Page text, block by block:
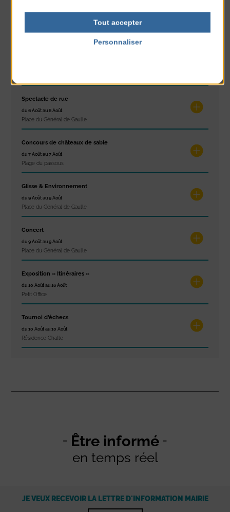
Les ateliers d’Isa
Tennis Club Coutainville
Spectacle de rue
du 6 Août au 6 Août
Place du Général de Gaulle
Concours de châteaux de sable
du 7 Août au 7 Août
Plage du passous
Glisse & Environnement
du 9 Août au 9 Août
Place du Général de Gaulle
Concert
du 9 Août au 9 Août
Place du Général de Gaulle
Exposition « Itinéraires »
du 10 Août au 16 Août
Petit Office
Tournoi d’échecs
du 10 Août au 10 Août
Résidence Challe
Être informé
en temps réel
JE VEUX RECEVOIR LA LETTRE D'INFORMATION MAIRIE
Tout accepter
Personnaliser